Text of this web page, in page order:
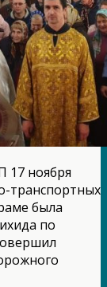
17 ноября
транспортных
была
по